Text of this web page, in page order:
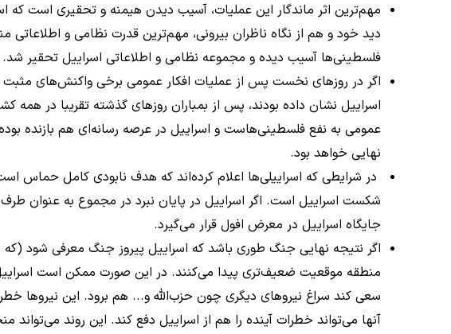
مهم‌ترین اثر ماندگار این عملیات، آسیب دیدن هیمنه و تحقیری است که
دید خود و هم از نگاه ناظران بیرونی، مهم‌ترین قدرت نظامی و
فلسطینی‌ها آسیب دیده و مجموعه نظامی و اطلاعاتی اسراییل تحقیر شد.
اگر در روزهای نخست پس از عملیات افکار عمومی برخی واکنش‌های
اسراییل نشان داده بودند، پس از بمباران روزهای گذشته تقریبا در
عمومی به نفع فلسطینی‌هاست و اسراییل در عرصه رسانه‌ای هم بازنده
نهایی خواهد بود.
در شرایطی که اسراییلی‌ها اعلام کرده‌اند که هدف نابودی کامل حماس
شکست اسراییل است. اگر اسراییل در پایان نبرد در مجموع به عنوان
جایگاه اسراییل در معرض افول قرار می‌گیرد.
اگر نتیجه نهایی جنگ طوری باشد که اسراییل پیروز جنگ معرفی شود
منطقه موقعیت ضعیف‌تری پیدا می‌کنند. در این صورت ممکن است
سعی کند سراغ نیروهای دیگری چون حزب‌الله و... هم برود. این نیروها خطر
آنها می‌تواند خطرات آینده را هم از اسراییل دفع کند. این روند